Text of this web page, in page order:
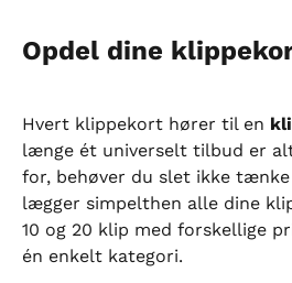
Opdel dine
Hvert klippekort hører til en
længe ét universelt tilbud er
for, behøver du slet ikke
lægger simpelthen alle dine
10 og 20 klip med forskellige
én enkelt kategori.